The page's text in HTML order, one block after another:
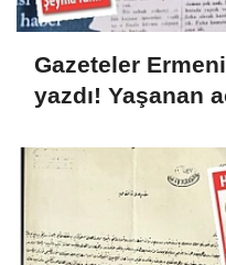
Gazeteler
yazdı! Yaşanan